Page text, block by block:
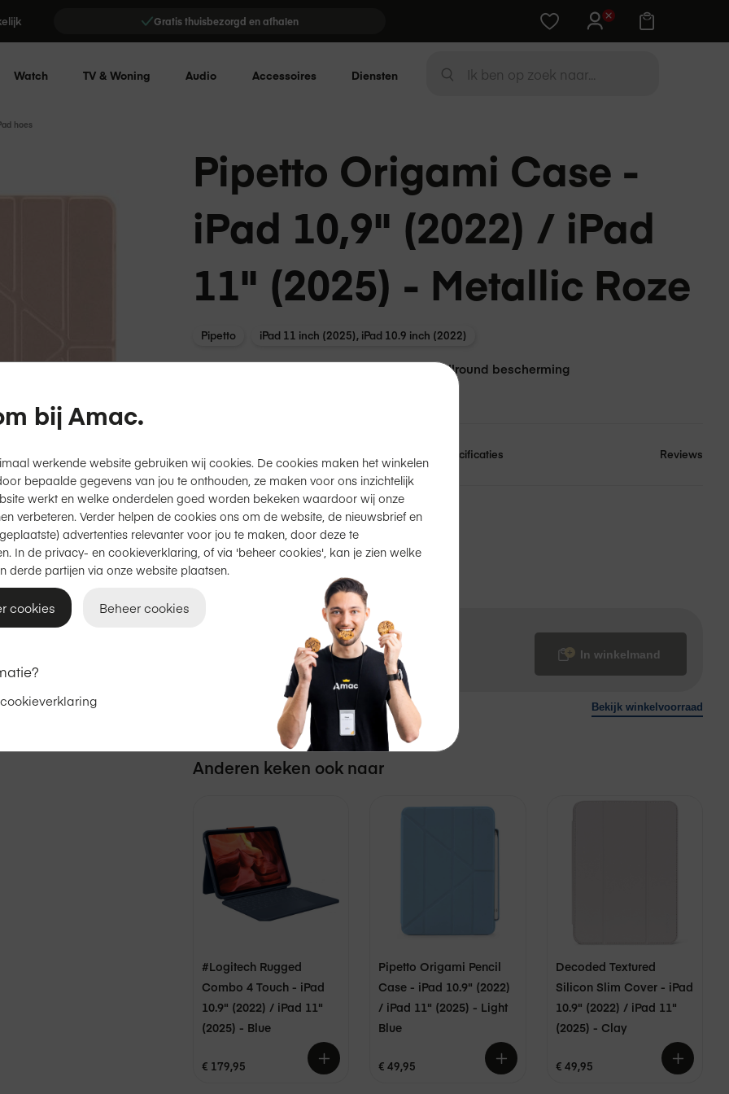
Gratis thuisbezorgd en afhalen Training cadeau bij Apple-device
Watch TV & Woning Audio Accessoires Diensten ZOEK Zoek
hoes
Pipetto Origami Case -
iPad 10,9" (2022) / iPad
11" (2025) - Metallic Roze
Pipetto iPad 11 inch (2025), iPad 10.9 inch (2022)
Allround bescherming
Specificaties Reviews
Gratis thuisbezorgdofafhalenin de winkel.
2 jaar garantie
op Apple.
Achteraf betalen met Klarna?
In winkelmand
Bekijk winkelvoorraad
Check jouw inruilvoordeel
bij Amac.
werkende website gebruiken wij cookies. De cookies maken het winkelen
bepaalde gegevens van jou te onthouden, ze maken voor ons inzichtelijk
werkt en welke onderdelen goed worden bekeken waardoor wij onze
verbeteren. Verder helpen de cookies ons om de website, de nieuwsbrief en
advertenties relevanter voor jou te maken, door deze te
In de privacy- en cookieverklaring, of via 'beheer cookies', kan je zien welke
derde partijen via onze website plaatsen.
cookies Beheer cookies